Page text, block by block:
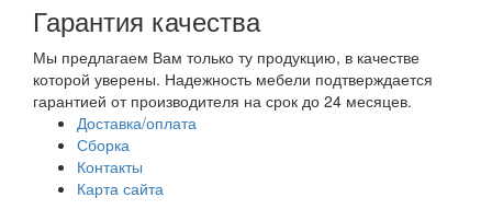
Гарантия качества
Мы предлагаем Вам только ту продукцию, в качестве
которой уверены. Надежность мебели подтверждается
гарантией от производителя на срок до 24 месяцев.
Доставка/оплата
Сборка
Контакты
Карта сайта